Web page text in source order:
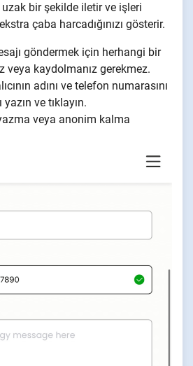
uzak bir şekilde iletir ve işleri
çaba harcadığınızı gösterir.
göndermek için herhangi bir
veya kaydolmanız gerekmez.
adını ve telefon numarasını
ve tıklayın.
yazma veya anonim kalma